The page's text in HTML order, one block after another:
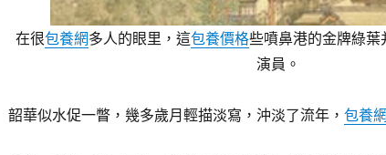
在很包養網多人的眼里，這包養價格些噴鼻港的金牌綠
演員。
韶華似水促一瞥，幾多歲月輕描淡寫，沖淡了流年，包養